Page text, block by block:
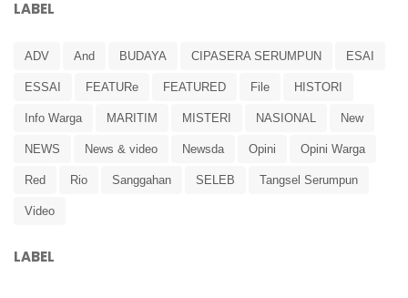
LABEL
ADV And BUDAYA CIPASERA SERUMPUN ESAI
ESSAI FEATURe FEATURED File HISTORI
Info Warga MARITIM MISTERI NASIONAL New
NEWS News & video Newsda Opini Opini Warga
Red Rio Sanggahan SELEB Tangsel Serumpun
Video
LABEL